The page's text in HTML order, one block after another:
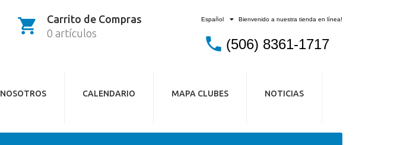
Carrito de Compras
0 artículos
Español Bienvenido a nuestra tienda en línea!
(506) 8361-1717
NOSOTROS CALENDARIO MAPA CLUBES NOTICIAS